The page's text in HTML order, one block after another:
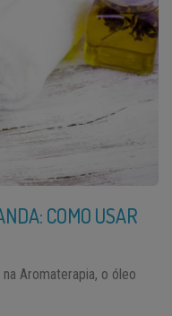
COMO USAR
Aromaterapia, o óleo